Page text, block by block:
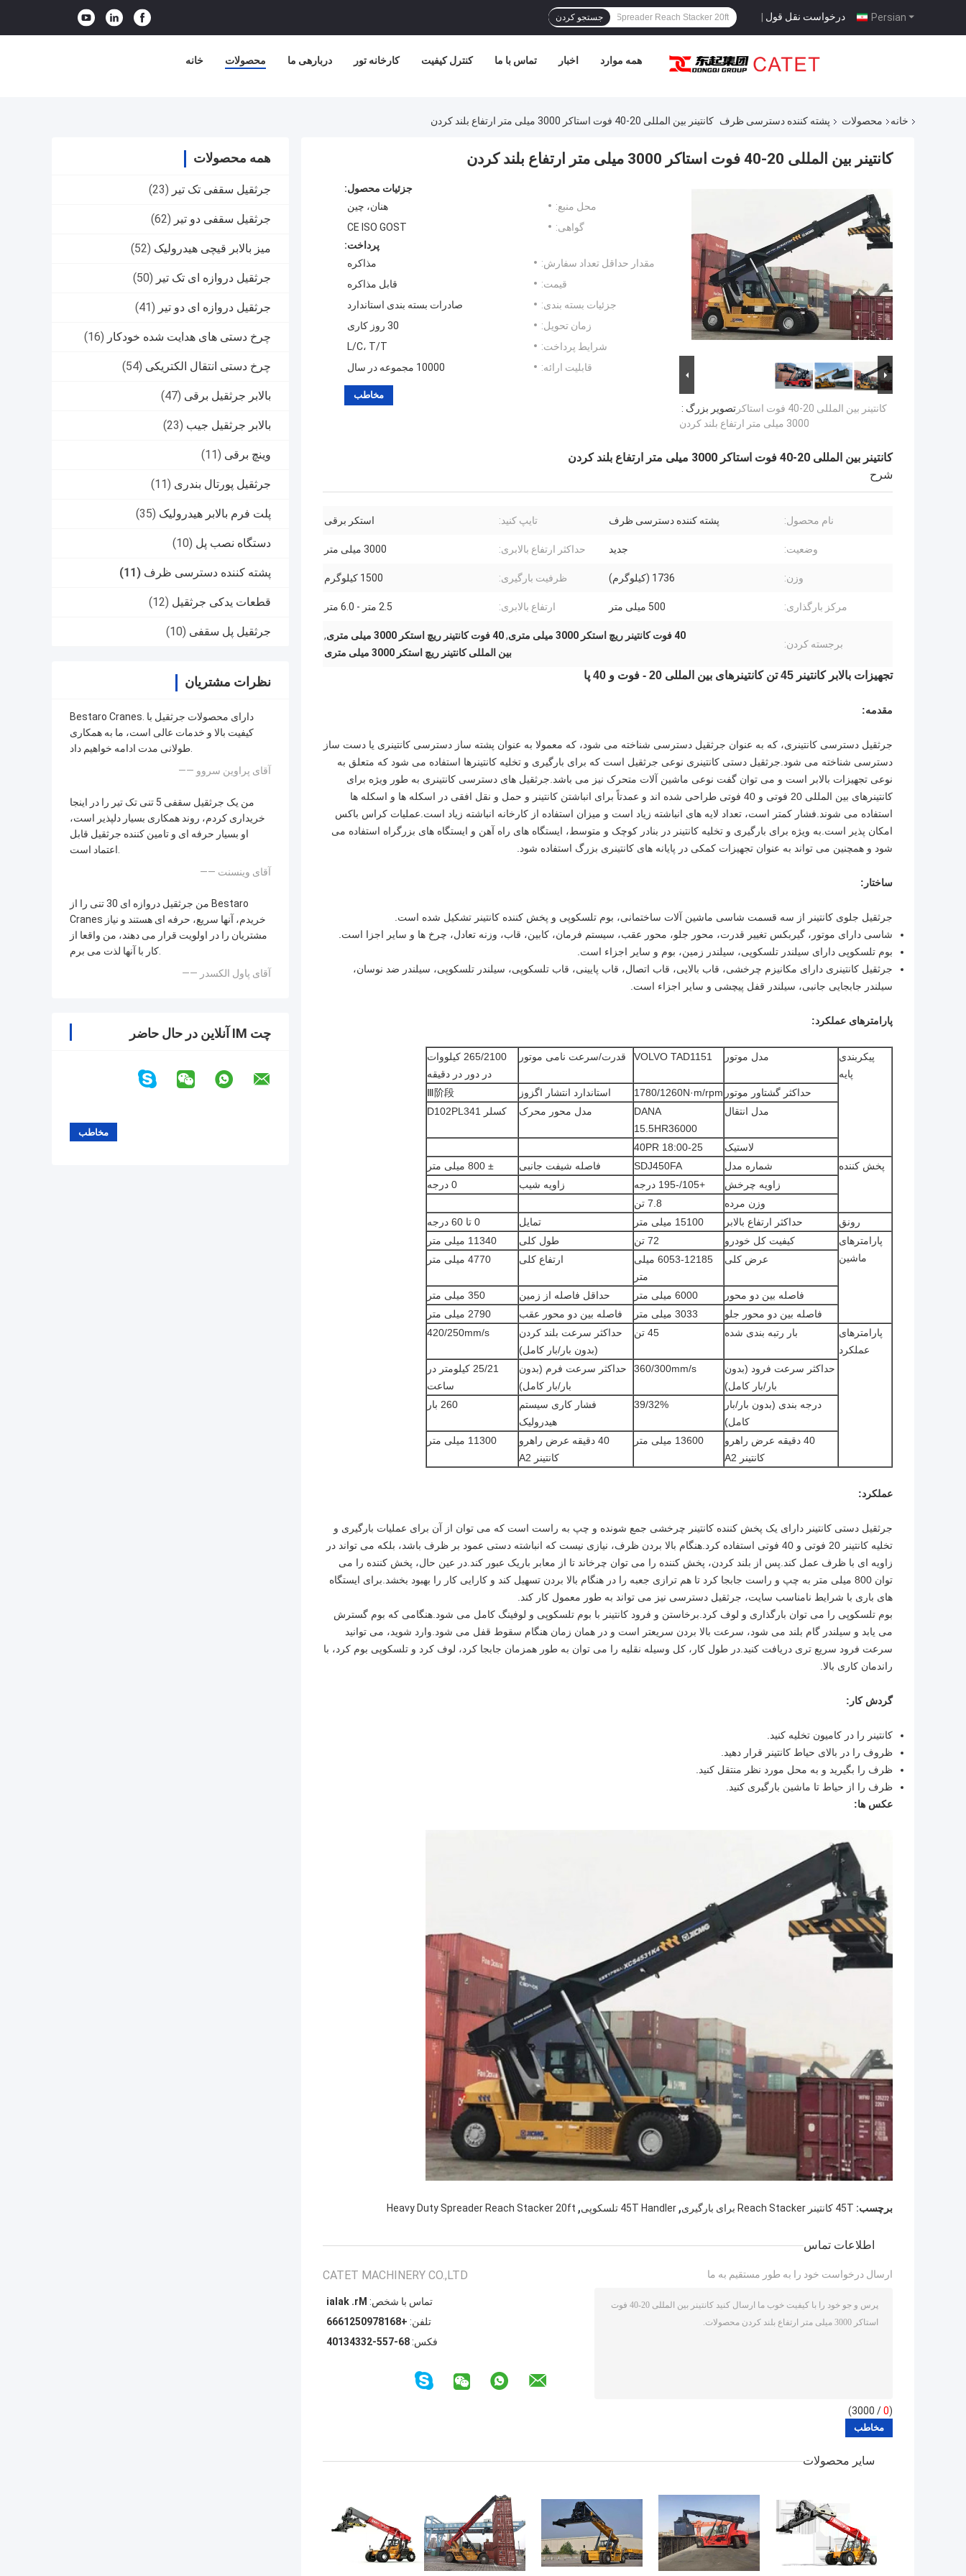
Persian درخواست نقل قول | جستجو کردن
خانه محصولات دربارهی ما کارخانه تور کنترل کیفیت تماس با ما اخبار همه موارد
خانه محصولات پشته کننده دسترسی ظرف کانتینر بین المللی 20-40 فوت استاکر 3000 میلی متر ارتفاع بلند کردن
همه محصولات
جرثقیل سقفی تک تیر (23)
جرثقیل سقفی دو تیر (62)
میز بالابر قیچی هیدرولیک (52)
جرثقیل دروازه ای تک تیر (50)
جرثقیل دروازه ای دو تیر (41)
چرخ دستی های هدایت شده خودکار (16)
چرخ دستی انتقال الکتریکی (54)
بالابر جرثقیل برقی (47)
بالابر جرثقیل جیب (23)
وینچ برقی (11)
جرثقیل پورتال بندری (11)
پلت فرم بالابر هیدرولیک (35)
دستگاه نصب پل (10)
پشته کننده دسترسی ظرف (11)
قطعات یدکی جرثقیل (12)
جرثقیل پل سقفی (10)
نظرات مشتریان
Bestaro Cranes. دارای محصولات جرثقیل با
کیفیت بالا و خدمات عالی است، ما به همکاری
طولانی مدت ادامه خواهیم داد.
—— آقای پراوین سروو
من یک جرثقیل سقفی 5 تنی تک تیر را در اینجا
خریداری کردم، روند همکاری بسیار دلپذیر است،
او بسیار حرفه ای و تامین کننده جرثقیل قابل
اعتماد است.
—— آقای وینسنت
من جرثقیل دروازه ای 30 تنی را از Bestaro
Cranes خریدم، آنها سریع، حرفه ای هستند و نیاز
مشتریان را در اولویت قرار می دهند، من واقعا از
کار با آنها لذت می برم.
—— آقای پاول الکسدر
چت IM آنلاین در حال حاضر
کانتینر بین المللی 20-40 فوت استاکر 3000 میلی متر ارتفاع بلند کردن
تصویر بزرگ : کانتینر بین المللی 20-40 فوت استاکر
3000 میلی متر ارتفاع بلند کردن
جزئیات محصول:
محل منبع:
هنان، چین
گواهی:
CE ISO GOST
پرداخت:
مقدار حداقل تعداد سفارش:
مذاکره
قیمت:
قابل مذاکره
جزئیات بسته بندی:
صادرات بسته بندی استاندارد
زمان تحویل:
30 روز کاری
شرایط پرداخت:
L/C، T/T
قابلیت ارائه:
10000 مجموعه در سال
مخاطب
کانتینر بین المللی 20-40 فوت استاکر 3000 میلی متر ارتفاع بلند کردن
شرح
نام محصول: پشته کننده دسترسی ظرف تایپ کنید: استکر برقی
وضعیت: جدید حداکثر ارتفاع بالابری: 3000 میلی متر
وزن: 1736 (کیلوگرم) ظرفیت بارگیری: 1500 کیلوگرم
مرکز بارگذاری: 500 میلی متر ارتفاع بالابری: 2.5 متر - 6.0 متر
برجسته کردن:
40 فوت کانتینر ریچ استکر 3000 میلی متری ,40 فوت کانتینر ریچ استکر 3000 میلی متری
,
بین المللی کانتینر ریچ استکر 3000 میلی متری
تجهیزات بالابر کانتینر 45 تن کانتینرهای بین المللی 20 - فوت و 40 پا
مقدمه:
جرثقیل دسترسی کانتینری، که به عنوان جرثقیل دسترسی شناخته می شود، که معمولا به عنوان پشته ساز دسترسی کانتینری یا دست ساز
دسترسی شناخته می شود.جرثقیل دستی کانتینری نوعی جرثقیل است که برای بارگیری و تخلیه کانتینرها استفاده می شود که متعلق به
نوعی تجهیزات بالابر است و می توان گفت نوعی ماشین آلات متحرک نیز می باشد.جرثقیل های دسترسی کانتینری به طور ویژه برای
کانتینرهای بین المللی 20 فوتی و 40 فوتی طراحی شده اند و عمدتاً برای انباشتن کانتینر و حمل و نقل افقی در اسکله ها و اسکله ها
استفاده می شوند.فشار کمتر است، تعداد لایه های انباشته زیاد است و میزان استفاده از کارخانه انباشته زیاد است.عملیات کراس باکس
امکان پذیر است.به ویژه برای بارگیری و تخلیه کانتینر در بنادر کوچک و متوسط، ایستگاه های راه آهن و ایستگاه های بزرگراه استفاده می
شود و همچنین می تواند به عنوان تجهیزات کمکی در پایانه های کانتینری بزرگ استفاده شود.
ساختار:
جرثقیل جلوی کانتینر از سه قسمت شاسی ماشین آلات ساختمانی، بوم تلسکوپی و پخش کننده کانتینر تشکیل شده است.
شاسی دارای موتور، گیربکس تغییر قدرت، محور جلو، محور عقب، سیستم فرمان، کابین، قاب، وزنه تعادل، چرخ ها و سایر اجزا است.
بوم تلسکوپی دارای سیلندر تلسکوپی، سیلندر زمین، بوم و سایر اجزاء است.
جرثقیل کانتینری دارای مکانیزم چرخشی، قاب بالایی، قاب اتصال، قاب پایینی، قاب تلسکوپی، سیلندر تلسکوپی، سیلندر ضد نوسان،
سیلندر جابجایی جانبی، سیلندر قفل پیچشی و سایر اجزاء است.
پارامترهای عملکرد:
پیکربندی
پایه
مدل موتور VOLVO TAD1151 قدرت/سرعت نامی موتور
265/2100 کیلووات
در دور در دقیقه
حداکثر گشتاور موتور 1780/1260N·m/rpm استاندارد انتشار اگزوز
Ⅲ阶段
مدل انتقال
DANA
15.5HR36000
مدل محور محرک کسلر D102PL341
لاستیک
18:00-25 40PR
پخش کننده
شماره مدل SDJ450FA فاصله شیفت جانبی
± 800 میلی متر
زاویه چرخش
+105/-195 درجه زاویه شیب
0 درجه
وزن مرده
7.8 تن
رونق
حداکثر ارتفاع بالابر 15100 میلی متر تمایل
0 تا 60 درجه
پارامترهای
ماشین
کیفیت کل خودرو 72 تن طول کلی
11340 میلی متر
عرض کلی
6053-12185 میلی
متر
ارتفاع کلی 4770 میلی متر
فاصله بین دو محور 6000 میلی متر حداقل فاصله از زمین
350 میلی متر
فاصله بین دو محور جلو
3033 میلی متر فاصله بین دو محور عقب
2790 میلی متر
پارامترهای
عملکرد
بار رتبه بندی شده 45 تن
حداکثر سرعت بلند کردن
(بدون بار/بار کامل)
420/250mm/s
حداکثر سرعت فرود (بدون
بار/بار کامل)
360/300mm/s
حداکثر سرعت فرم (بدون
بار/بار کامل)
25/21 کیلومتر در
ساعت
درجه بندی (بدون بار/بار
کامل)
39/32%
فشار کاری سیستم
هیدرولیک
260 بار
40 دقیقه عرض راهرو
کانتینر A2
13600 میلی متر
40 دقیقه عرض راهرو
کانتینر A2
11300 میلی متر
عملکرد:
جرثقیل دستی کانتینر دارای یک پخش کننده کانتینر چرخشی جمع شونده و چپ به راست است که می توان از آن برای عملیات بارگیری و
تخلیه کانتینر 20 فوتی و 40 فوتی استفاده کرد.هنگام بالا بردن ظرف، نیازی نیست که انباشته دستی عمود بر ظرف باشد، بلکه می تواند در
زاویه ای با ظرف عمل کند.پس از بلند کردن، پخش کننده را می توان چرخاند تا از معابر باریک عبور کند.در عین حال، پخش کننده را می
توان 800 میلی متر به چپ و راست جابجا کرد تا هم ترازی جعبه را در هنگام بالا بردن تسهیل کند و کارایی کار را بهبود بخشد.برای ایستگاه
های باری با شرایط نامناسب سایت، جرثقیل دسترسی نیز می تواند به طور معمول کار کند.
بوم تلسکوپی را می توان بارگذاری و لوف کرد.برخاستن و فرود کانتینر با بوم تلسکوپی و لوفینگ کامل می شود.هنگامی که بوم گسترش
می یابد و سیلندر گام بلند می شود، سرعت بالا بردن سریعتر است و در همان زمان هنگام سقوط قفل می شود.وارد شوید، می توانید
سرعت فرود سریع تری دریافت کنید.در طول کار، کل وسیله نقلیه را می توان به طور همزمان جابجا کرد، لوف کرد و تلسکوپی بوم کرد، با
راندمان کاری بالا.
گردش کار:
کانتینر را در کامیون تخلیه کنید.
ظروف را در بالای حیاط کانتینر قرار دهید.
ظرف را بگیرید و به محل مورد نظر منتقل کنید.
ظرف را از حیاط تا ماشین بارگیری کنید.
عکس ها:
برچسب: 45T کانتینر Reach Stacker برای بارگیری , 45T Handler تلسکوپی ,
Heavy Duty Spreader Reach Stacker 20ft
اطلاعات تماس
CATET MACHINERY CO.,LTD
تماس با شخص: Mr. kalai
تلفن: +8618790521666
فکس: 86-755-23343104
ارسال درخواست خود را به طور مستقیم به ما
(
0
/ 3000)
سایر محصولات